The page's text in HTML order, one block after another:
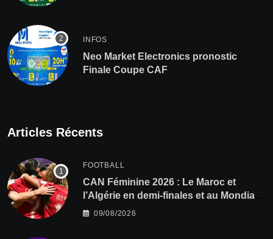
INFOS
Neo Market Electronics pronostic
Finale Coupe CAF
Articles Récents
FOOTBALL
CAN Féminine 2026 : Le Maroc et
l’Algérie en demi-finales et au Mondial
2027 !
09/08/2026